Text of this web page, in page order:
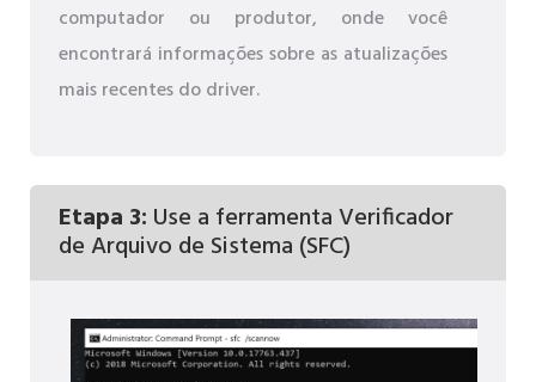
computador ou produtor, onde você
encontrará informações sobre as atualizações
mais recentes do driver.
Etapa 3: Use a ferramenta Verificador
de Arquivo de Sistema (SFC)